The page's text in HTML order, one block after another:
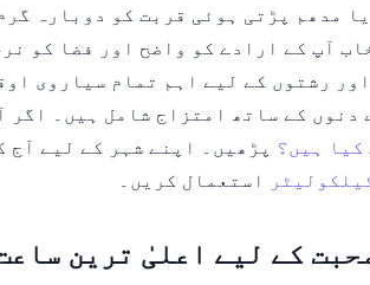
مدھم پڑتی ہوئی قربت کو دوبارہ
آپ کے ارادے کو واضح اور فضا کو
رشتوں کے لیے اہم تمام سیاروی
دنوں کے ساتھ امتزاج شامل ہیں۔ اگر
ہیں؟ پڑھیں۔ اپنے شہر کے لیے
استعمال کریں۔
کے لیے اعلیٰ ترین